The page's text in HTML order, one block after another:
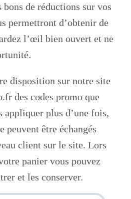
bons de réductions sur vos
permettront d’obtenir de
l’œil bien ouvert et ne
disposition sur notre site
des codes promo que
appliquer plus d’une fois,
peuvent être échangés
client sur le site. Lors
panier vous pouvez
et les conserver.